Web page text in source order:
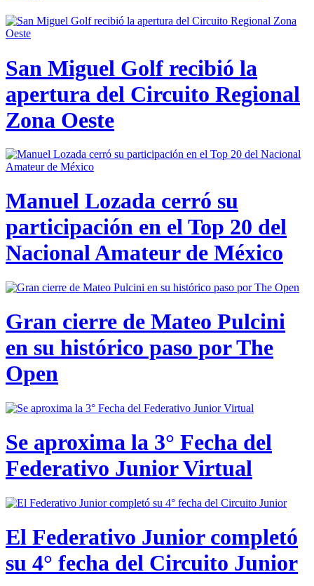
San Miguel Golf recibió la
apertura del Circuito Regional
Zona Oeste
Manuel Lozada cerró su
participación en el Top 20 del
Nacional Amateur de México
Gran cierre de Mateo Pulcini
en su histórico paso por The
Open
Se aproxima la 3° Fecha del
Federativo Junior Virtual
El Federativo Junior completó
su 4° fecha del Circuito Junior